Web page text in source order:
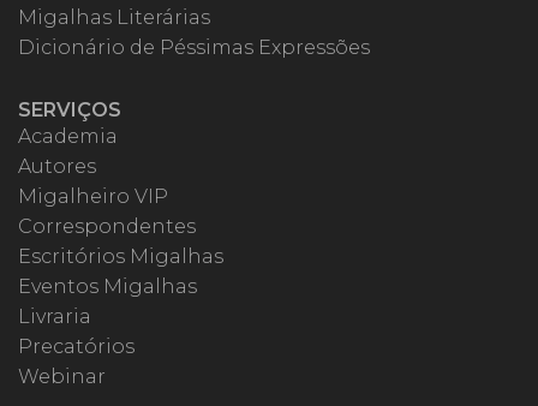
Migalhas Literárias
Dicionário de Péssimas Expressões
SERVIÇOS
Academia
Autores
Migalheiro VIP
Correspondentes
Escritórios Migalhas
Eventos Migalhas
Livraria
Precatórios
Webinar